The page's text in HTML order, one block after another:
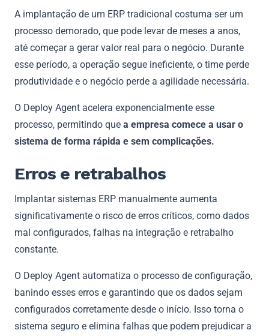
A implantação de um ERP tradicional costuma ser um
processo demorado, que pode levar de meses a anos,
até começar a gerar valor real para o negócio. Durante
esse período, a operação segue ineficiente, o time perde
produtividade e o negócio perde a agilidade necessária.
O Deploy Agent acelera exponencialmente esse
processo, permitindo que a empresa comece a usar o
sistema de forma rápida e sem complicações.
Erros e retrabalhos
Implantar sistemas ERP manualmente aumenta
significativamente o risco de erros críticos, como dados
mal configurados, falhas na integração e retrabalho
constante.
O Deploy Agent automatiza o processo de configuração,
banindo esses erros e garantindo que os dados sejam
configurados corretamente desde o início. Isso torna o
sistema seguro e elimina falhas que podem prejudicar a